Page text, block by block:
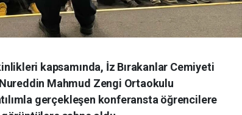
kapsamında, İz Bırakanlar Cemiyeti
Mahmud Zengi Ortaokulu
gerçekleşen konferansta öğrencilere